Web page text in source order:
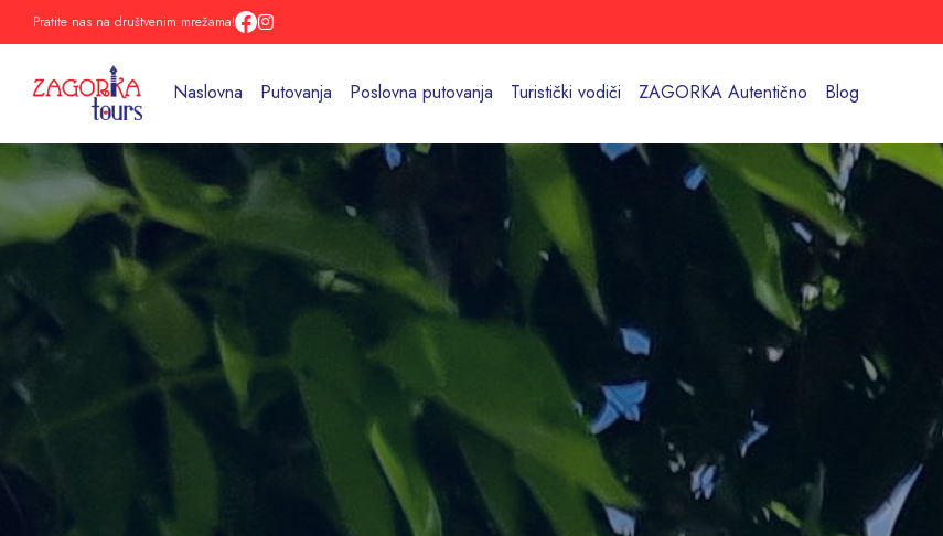
Pratite nas na društvenim mrežama!
Naslovna Putovanja Poslovna putovanja Turistički vodiči ZAGORKA Autentično Blog